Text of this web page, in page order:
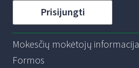
Prisijungti
Mokesčių mokėtojų informacija
Formos